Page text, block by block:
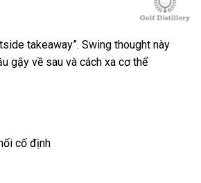
takeaway”. Swing thought này
gậy về sau và cách xa cơ thể
cố định